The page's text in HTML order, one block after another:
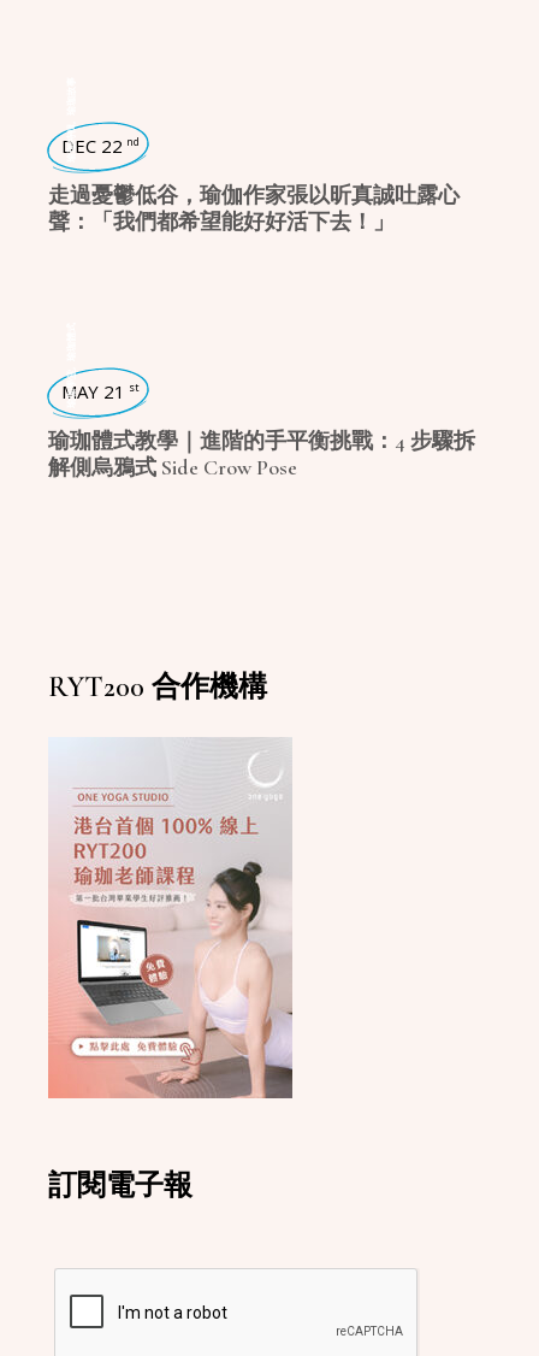
RYT200 合作機構
訂閱電子報
瑜珈特輯
DEC 22 nd
走過憂鬱低谷，瑜伽作家張以昕真誠吐露心
聲：「我們都希望能好好活下去！」
瑜珈學堂
MAY 21 st
瑜珈體式教學｜進階的手平衡挑戰：4 步驟拆
解側烏鴉式 Side Crow Pose